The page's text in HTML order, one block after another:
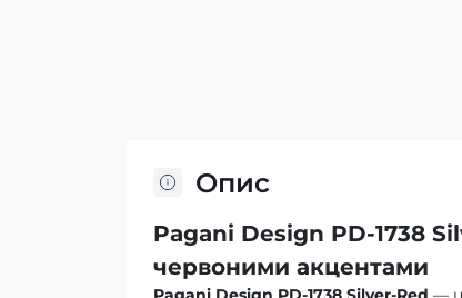
Опис
Pagani Design PD-1738
червоними акцентами